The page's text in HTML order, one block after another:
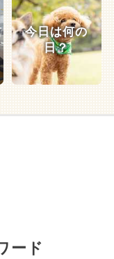
今日は何の
日？
ード